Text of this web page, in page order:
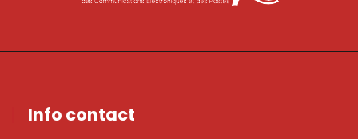
Info contact